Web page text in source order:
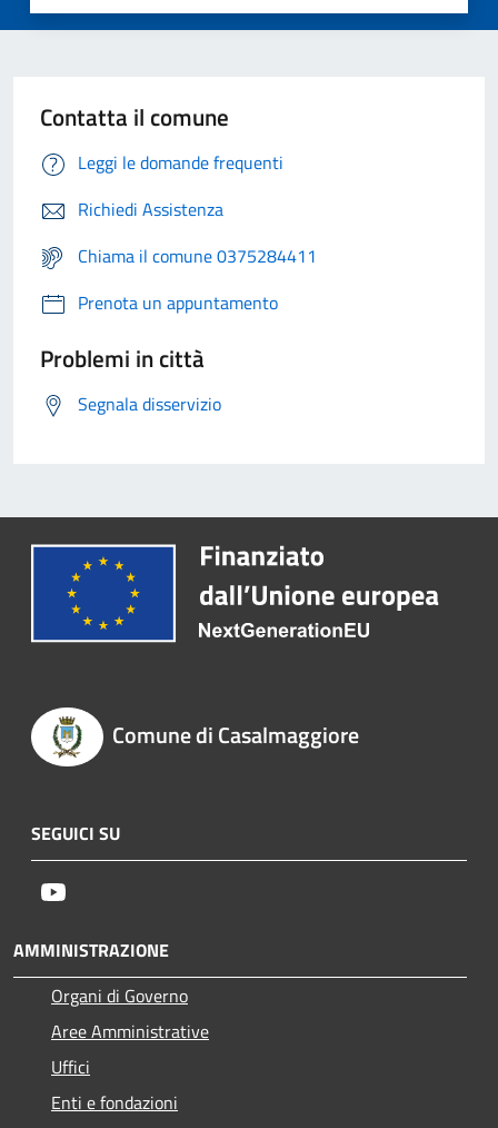
Contatta il comune
Leggi le domande frequenti
Richiedi Assistenza
Chiama il comune 0375284411
Prenota un appuntamento
Problemi in città
Segnala disservizio
Comune di Casalmaggiore
SEGUICI SU
AMMINISTRAZIONE
Organi di Governo
Aree Amministrative
Uffici
Enti e fondazioni